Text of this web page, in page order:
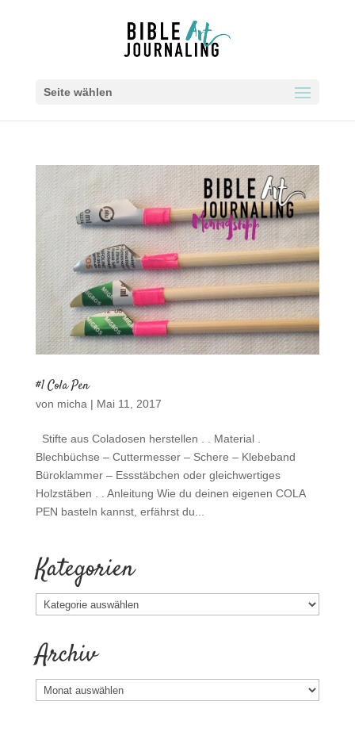
Seite wählen
#1 Cola Pen
von micha| Mai 11, 2017
Stifte aus Coladosen herstellen . . Material .
Blechbüchse – Cuttermesser – Schere – Klebeband
Büroklammer – Essstäbchen oder gleichwertiges
Holzstäben . . Anleitung Wie du deinen eigenen COLA
PEN basteln kannst, erfährst du...
Kategorien
Kategorien
Archiv
Archiv